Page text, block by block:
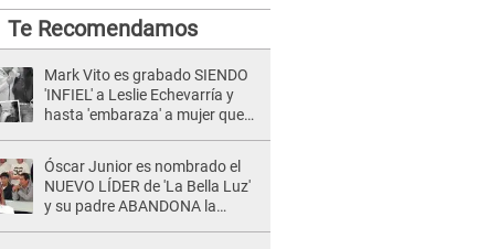
Te Recomendamos
Mark Vito es grabado SIENDO
'INFIEL' a Leslie Echevarría y
hasta 'embaraza' a mujer que
desgraciado! "
Óscar Junior es nombrado el
NUEVO LÍDER de 'La Bella Luz'
y su padre ABANDONA la